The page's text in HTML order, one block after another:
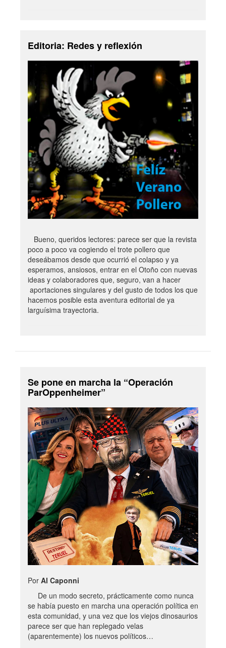
Editoria: Redes y reflexión
Bueno, queridos lectores: parece ser que la revista
poco a poco va cogiendo el trote pollero que
deseábamos desde que ocurrió el colapso y ya
esperamos, ansiosos, entrar en el Otoño con nuevas
ideas y colaboradores que, seguro, van a hacer
aportaciones singulares y del gusto de todos los que
hacemos posible esta aventura editorial de ya
larguísima trayectoria.
Se pone en marcha la “Operación
ParOppenheimer”
Por Al Caponni
De un modo secreto, prácticamente como nunca
se había puesto en marcha una operación política en
esta comunidad, y una vez que los viejos dinosaurios
parece ser que han replegado velas
(aparentemente) los nuevos políticos…